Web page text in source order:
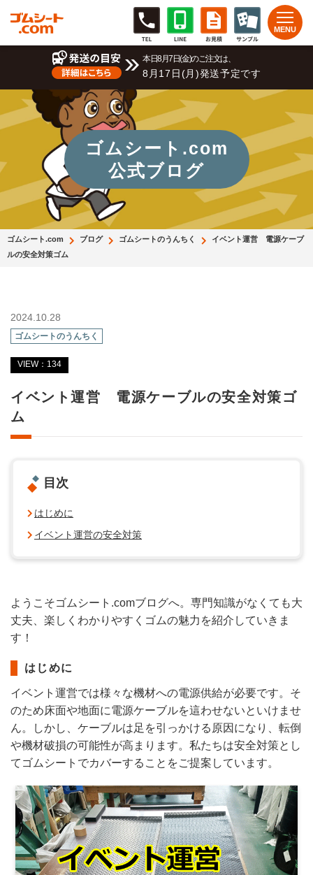
本日8月7日(金)のご注文は、
8月17日(月)発送予定です
ゴムシート.com
公式ブログ
ゴムシート.com ブログ ゴムシートのうんちく
イベント運営 電源ケーブ
ルの安全対策ゴム
2024.10.28
ゴムシートのうんちく
VIEW：134
イベント運営 電源ケーブルの安全対策ゴ
ム
目次
はじめに
イベント運営の安全対策
ようこそゴムシート.comブログへ。専門知識がなくても大
丈夫、楽しくわかりやすくゴムの魅力を紹介していきま
す！
はじめに
イベント運営では様々な機材への電源供給が必要です。そ
のため床面や地面に電源ケーブルを這わせないといけませ
ん。しかし、ケーブルは足を引っかける原因になり、転倒
や機材破損の可能性が高まります。私たちは安全対策とし
てゴムシートでカバーすることをご提案しています。